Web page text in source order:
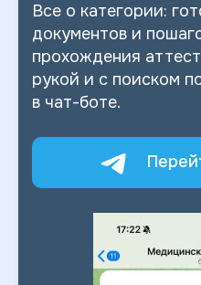
Все о категории:
документов и
прохождения
рукой и с поиском
в чат-боте.